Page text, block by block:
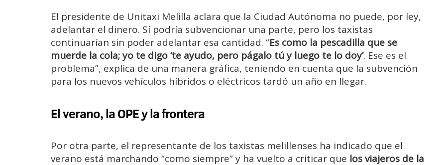
El presidente de Unitaxi Melilla aclara que la Ciudad Autónoma no puede, por ley,
adelantar el dinero. Sí podría subvencionar una parte, pero los taxistas
continuarían sin poder adelantar esa cantidad. “Es como la pescadilla que se
muerde la cola; yo te digo ‘te ayudo, pero págalo tú y luego te lo doy’. Ese es el
problema”, explica de una manera gráfica, teniendo en cuenta que la subvención
para los nuevos vehículos híbridos o eléctricos tardó un año en llegar.
El verano, la OPE y la frontera
Por otra parte, el representante de los taxistas melillenses ha indicado que el
verano está marchando “como siempre” y ha vuelto a criticar que los viajeros de la